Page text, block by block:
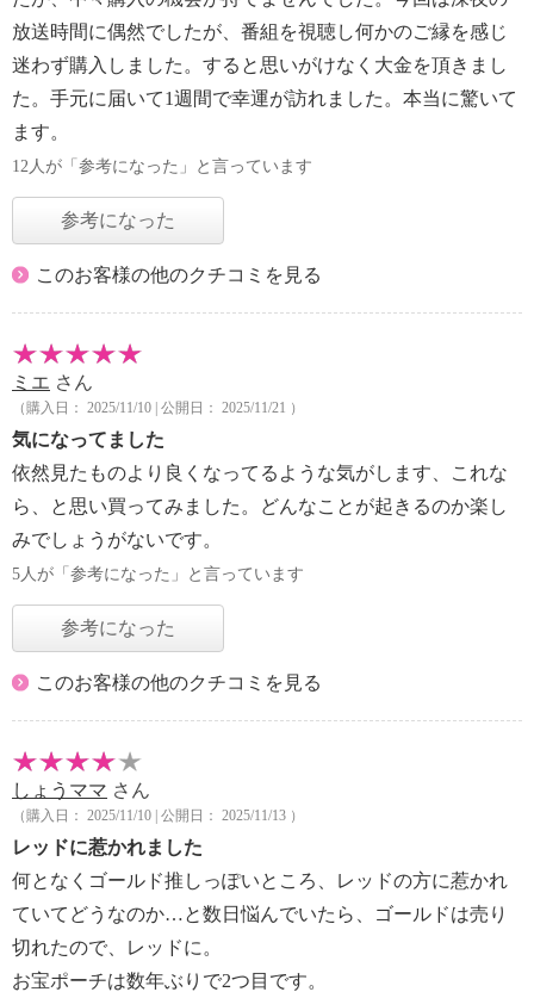
放送時間に偶然でしたが、番組を視聴し何かのご縁を感じ
迷わず購入しました。すると思いがけなく大金を頂きまし
た。手元に届いて1週間で幸運が訪れました。本当に驚いて
ます。
12人が「参考になった」と言っています
参考になった
このお客様の他のクチコミを見る
ミエ さん
（購入日： 2025/11/10 | 公開日： 2025/11/21 ）
気になってました
依然見たものより良くなってるような気がします、これな
ら、と思い買ってみました。どんなことが起きるのか楽し
みでしょうがないです。
5人が「参考になった」と言っています
参考になった
このお客様の他のクチコミを見る
しょうママ さん
（購入日： 2025/11/10 | 公開日： 2025/11/13 ）
レッドに惹かれました
何となくゴールド推しっぽいところ、レッドの方に惹かれ
ていてどうなのか…と数日悩んでいたら、ゴールドは売り
切れたので、レッドに。
お宝ポーチは数年ぶりで2つ目です。